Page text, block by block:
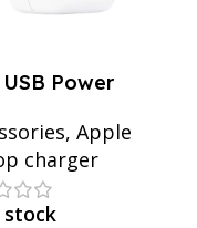
Power
Phones and Tabs
, Apple
charger
stock